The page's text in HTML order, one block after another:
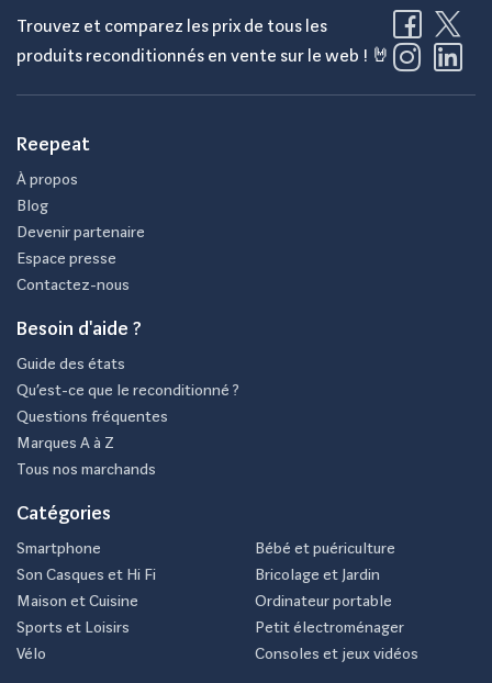
Trouvez et comparez les prix de tous les
produits reconditionnés en vente sur le web ! 🤘
Reepeat
À propos
Blog
Devenir partenaire
Espace presse
Contactez-nous
Besoin d'aide ?
Guide des états
Qu’est-ce que le reconditionné ?
Questions fréquentes
Marques A à Z
Tous nos marchands
Catégories
Smartphone
Son Casques et Hi Fi
Maison et Cuisine
Sports et Loisirs
Vélo
Bébé et puériculture
Bricolage et Jardin
Ordinateur portable
Petit électroménager
Consoles et jeux vidéos